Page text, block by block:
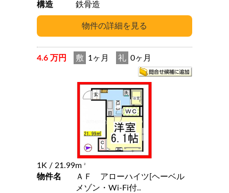
構造
鉄骨造
4.6 万円 敷 1ヶ月 礼 0ヶ月
1K / 21.99m 2
物件名
ＡＦ アローハイツ[ヘーベル
メゾン・Wi-Fi付..